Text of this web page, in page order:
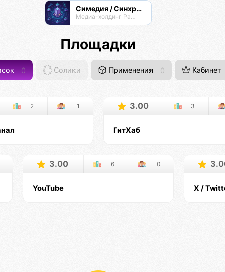
Симедия / Синхрон Медиа
Медиа-холдинг Радианта
Площадки
0 Солики Применения 0 Кабинет
1
2 3.00 3
ГитХаб
3.00 0
6
YouTube X /